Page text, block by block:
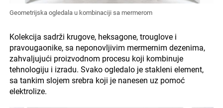
Geometrijska ogledala u kombinaciji sa mermerom
Kolekcija sadrži krugove, heksagone, trouglove i
pravougaonike, sa neponovljivim mermernim dezenima,
zahvaljujući proizvodnom procesu koji kombinuje
tehnologiju i izradu. Svako ogledalo je stakleni element,
sa tankim slojem srebra koji je nanesen uz pomoć
elektrolize.